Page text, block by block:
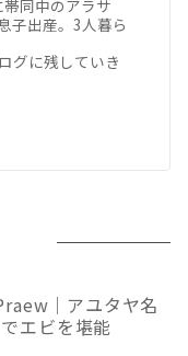
同中のアラサ
子出産。3人暮ら
グに残していき
｜アユタヤ名
エビを堪能